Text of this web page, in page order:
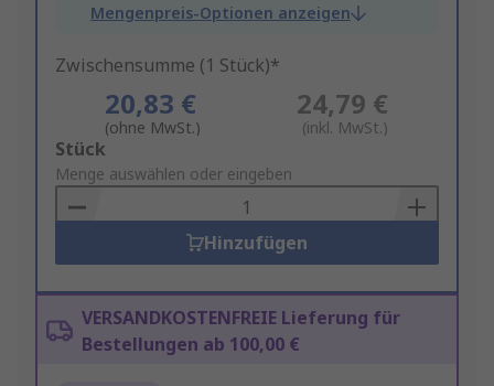
Mengenpreis-Optionen anzeigen
Zwischensumme (1 Stück)*
20,83 €
(ohne MwSt.)
24,79 €
(inkl. MwSt.)
Add
to
Basket
Stück
Menge auswählen oder eingeben
Hinzufügen
VERSANDKOSTENFREIE Lieferung für
Bestellungen ab 100,00 €